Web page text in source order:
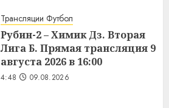
Трансляции Футбол
Рубин-2 – Химик Дз. Вторая
Лига Б. Прямая трансляция 9
августа 2026 в 16:00
4:48 09.08.2026